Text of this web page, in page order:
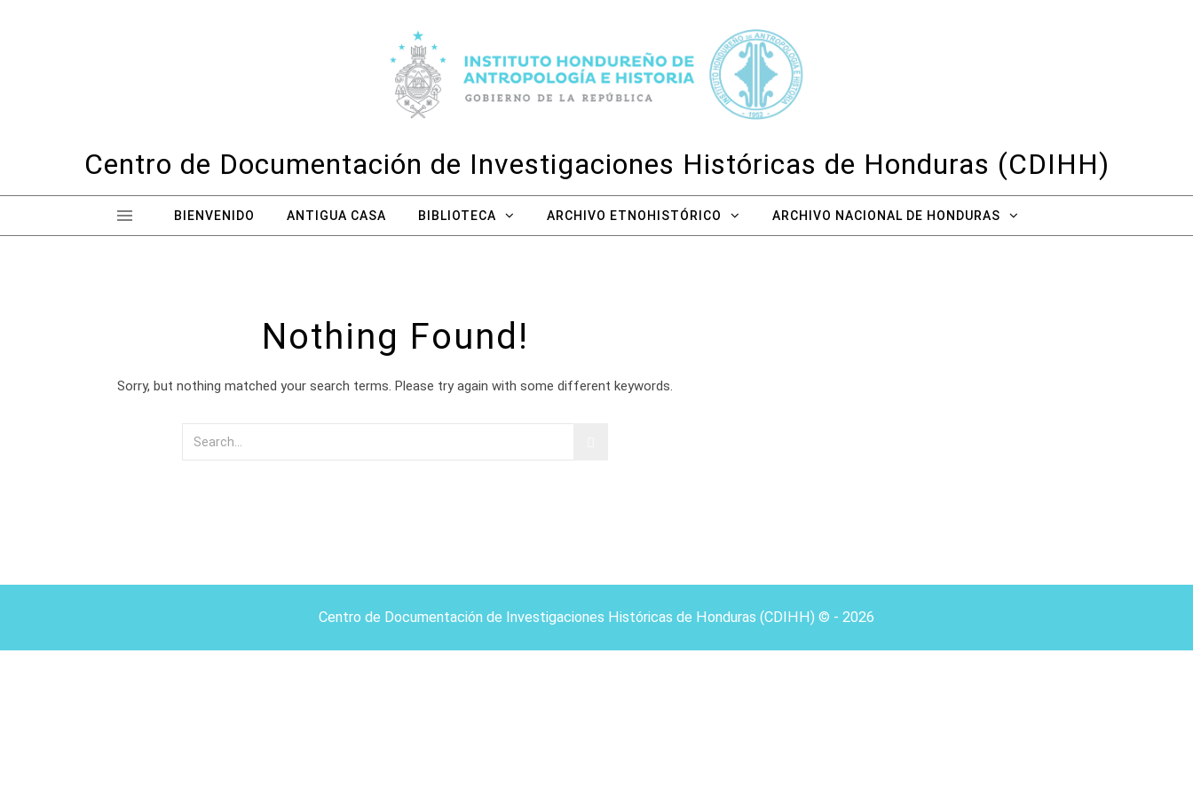
Centro de Documentación de Investigaciones Históricas de Honduras (CDIHH)
BIENVENIDO ANTIGUA CASA BIBLIOTECA ARCHIVO ETNOHISTÓRICO ARCHIVO NACIONAL DE HONDURAS
Nothing Found!
Sorry, but nothing matched your search terms. Please try again with some different keywords.
Centro de Documentación de Investigaciones Históricas de Honduras (CDIHH) © - 2026